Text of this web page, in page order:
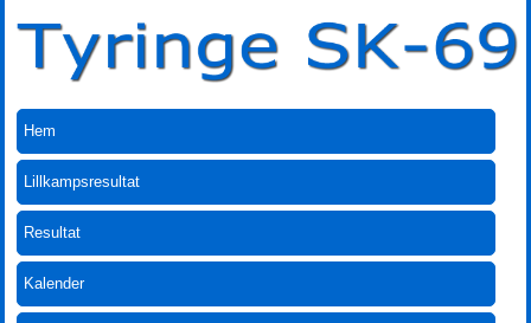
Hem
Lillkampsresultat
Resultat
Kalender